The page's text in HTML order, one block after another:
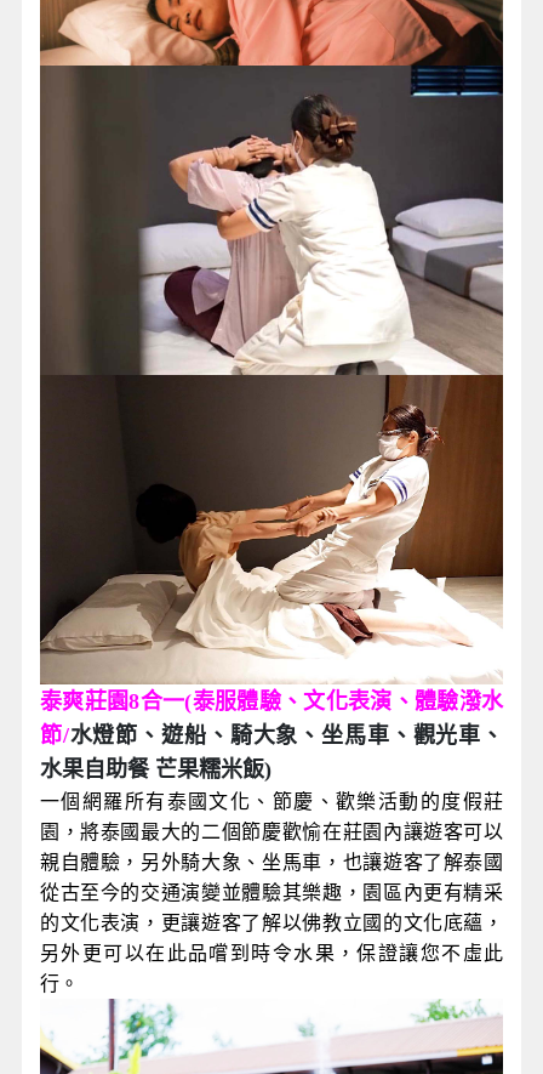
泰爽莊園8合一(泰服體驗、文化表演、體驗潑水
節/水燈節、遊船、騎大象、坐馬車、觀光車、
水果自助餐 芒果糯米飯)
一個網羅所有泰國文化、節慶、歡樂活動的度假莊
園，將泰國最大的二個節慶歡愉在莊園內讓遊客可以
親自體驗，另外騎大象、坐馬車，也讓遊客了解泰國
從古至今的交通演變並體驗其樂趣，園區內更有精采
的文化表演，更讓遊客了解以佛教立國的文化底蘊，
另外更可以在此品嚐到時令水果，保證讓您不虛此
行。